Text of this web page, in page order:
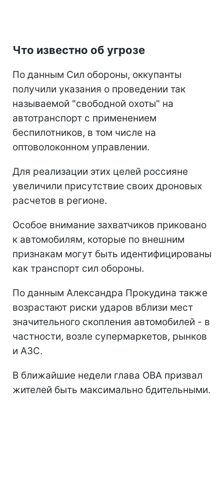
Что известно об угрозе
По данным Сил обороны, оккупанты
получили указания о проведении так
называемой "свободной охоты" на
автотранспорт с применением
беспилотников, в том числе на
оптоволоконном управлении.
Для реализации этих целей россияне
увеличили присутствие своих дроновых
расчетов в регионе.
Особое внимание захватчиков приковано
к автомобилям, которые по внешним
признакам могут быть идентифицированы
как транспорт сил обороны.
По данным Александра Прокудина также
возрастают риски ударов вблизи мест
значительного скопления автомобилей - в
частности, возле супермаркетов, рынков
и АЗС.
В ближайшие недели глава ОВА призвал
жителей быть максимально бдительными.